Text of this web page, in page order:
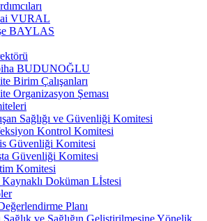
VURAL
BAYLAS
BUDUNOĞLU
Birim Çalışanları
Organizasyon Şeması
Sağlığı ve Güvenliği Komitesi
Kontrol Komitesi
Güvenliği Komitesi
Güvenliği Komitesi
Komitesi
Kaynaklı Doküman Lİstesi
Planı
ve Sağlığın Geliştirilmesine Yönelik